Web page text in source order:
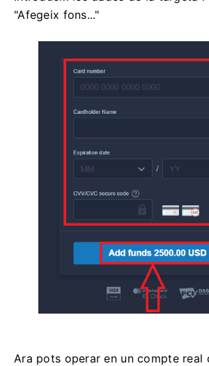
"Afegeix fons..."
Ara pots operar en un compte real